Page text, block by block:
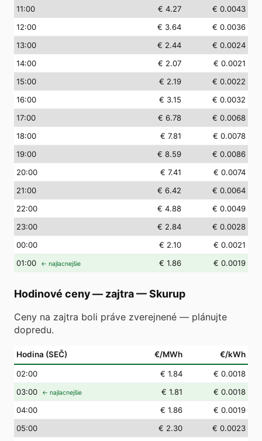
11:00 € 4.27
€ 0.0043
12:00 € 3.64
€ 0.0036
13:00 € 2.44
€ 0.0024
14:00 € 2.07
€ 0.0021
15:00 € 2.19
€ 0.0022
16:00 € 3.15
€ 0.0032
17:00 € 6.78
€ 0.0068
18:00 € 7.81
€ 0.0078
19:00 € 8.59
€ 0.0086
20:00 € 7.41
€ 0.0074
21:00 € 6.42
€ 0.0064
22:00 € 4.88
€ 0.0049
23:00 € 2.84
€ 0.0028
00:00 € 2.10
€ 0.0021
01:00 ← najlacnejšie € 1.86 € 0.0019
Hodinové ceny — zajtra—Skurup
Ceny na zajtra boli práve zverejnené — plánujte
dopredu.
Hodina (SEČ) €/MWh €/kWh
02:00 € 1.84
€ 0.0018
03:00 ← najlacnejšie € 1.81
€ 0.0018
04:00 € 1.86
€ 0.0019
05:00 € 2.30
€ 0.0023